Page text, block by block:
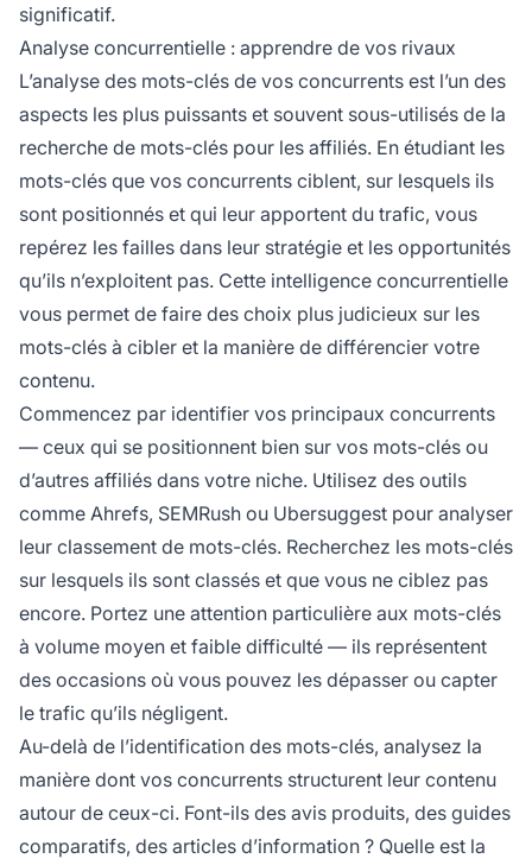
significatif.
Analyse concurrentielle : apprendre de vos rivaux
L’analyse des mots-clés de vos concurrents est l’un des
aspects les plus puissants et souvent sous-utilisés de la
recherche de mots-clés pour les affiliés. En étudiant les
mots-clés que vos concurrents ciblent, sur lesquels ils
sont positionnés et qui leur apportent du trafic, vous
repérez les failles dans leur stratégie et les opportunités
qu’ils n’exploitent pas. Cette intelligence concurrentielle
vous permet de faire des choix plus judicieux sur les
mots-clés à cibler et la manière de différencier votre
contenu.
Commencez par identifier vos principaux concurrents
— ceux qui se positionnent bien sur vos mots-clés ou
d’autres affiliés dans votre niche. Utilisez des outils
comme Ahrefs, SEMRush ou Ubersuggest pour analyser
leur classement de mots-clés. Recherchez les mots-clés
sur lesquels ils sont classés et que vous ne ciblez pas
encore. Portez une attention particulière aux mots-clés
à volume moyen et faible difficulté — ils représentent
des occasions où vous pouvez les dépasser ou capter
le trafic qu’ils négligent.
Au-delà de l’identification des mots-clés, analysez la
manière dont vos concurrents structurent leur contenu
autour de ceux-ci. Font-ils des avis produits, des guides
comparatifs, des articles d’information ? Quelle est la